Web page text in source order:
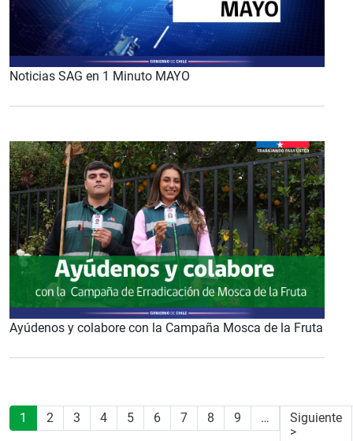
Noticias SAG en 1 Minuto MAYO
Ayúdenos y colabore con la Campaña Mosca de la Fruta
Paginación
1 2 3 4 5 6 7 8 9 …
Siguiente
>Siguiente